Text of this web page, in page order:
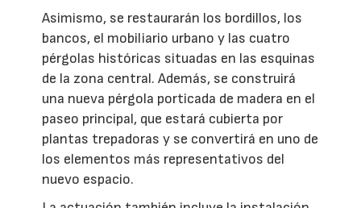
Asimismo, se restaurarán los bordillos, los
bancos, el mobiliario urbano y las cuatro
pérgolas históricas situadas en las esquinas
de la zona central. Además, se construirá
una nueva pérgola porticada de madera en el
paseo principal, que estará cubierta por
plantas trepadoras y se convertirá en uno de
los elementos más representativos del
nuevo espacio.